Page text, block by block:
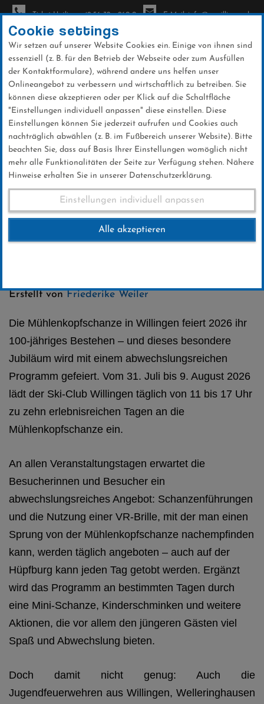
Direkt
zum
Inhalt
Ticket-Hotline: +49 56 32 - 960-0 E-Mail: info@sc-willingen.de
News
Großes Jubiläum: 100 Jahre
Mühlenkopfschanze
Erstellt vonFriederike Weiler
Die Mühlenkopfschanze in Willingen feiert 2026 ihr
100-jähriges Bestehen – und dieses besondere
Jubiläum wird mit einem abwechslungsreichen
Programm gefeiert. Vom 31. Juli bis 9. August 2026
lädt der Ski-Club Willingen täglich von 11 bis 17 Uhr
zu zehn erlebnisreichen Tagen an die
Mühlenkopfschanze ein.
An allen Veranstaltungstagen erwartet die
Besucherinnen und Besucher ein
abwechslungsreiches Angebot: Schanzenführungen
und die Nutzung einer VR-Brille, mit der man einen
Sprung von der Mühlenkopfschanze nachempfinden
kann, werden täglich angeboten – auch auf der
Hüpfburg kann jeden Tag getobt werden. Ergänzt
wird das Programm an bestimmten Tagen durch
eine Mini-Schanze, Kinderschminken und weitere
Aktionen, die vor allem den jüngeren Gästen viel
Spaß und Abwechslung bieten.
Doch damit nicht genug: Auch die
Jugendfeuerwehren aus Willingen, Welleringhausen
Cookie settings
Wir setzen auf unserer Website Cookies ein. Einige von ihnen sind
essenziell (z. B. für den Betrieb der Webseite oder zum Ausfüllen
der Kontaktformulare), während andere uns helfen unser
Onlineangebot zu verbessern und wirtschaftlich zu betreiben. Sie
können diese akzeptieren oder per Klick auf die Schaltfläche
"Einstellungen individuell anpassen" diese einstellen. Diese
Einstellungen können Sie jederzeit aufrufen und Cookies auch
nachträglich abwählen (z. B. im Fußbereich unserer Website). Bitte
beachten Sie, dass auf Basis Ihrer Einstellungen womöglich nicht
mehr alle Funktionalitäten der Seite zur Verfügung stehen. Nähere
Hinweise erhalten Sie in unserer Datenschutzerklärung.
Einstellungen individuell anpassen
Alle akzeptieren